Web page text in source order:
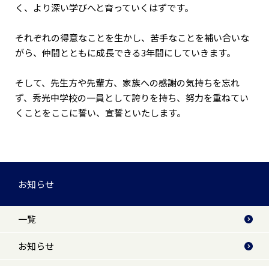
く、より深い学びへと育っていくはずです。
それぞれの得意なことを生かし、苦手なことを補い合いな
がら、仲間とともに成長できる3年間にしていきます。
そして、先生方や先輩方、家族への感謝の気持ちを忘れ
ず、秀光中学校の一員として誇りを持ち、努力を重ねてい
くことをここに誓い、宣誓といたします。
お知らせ
一覧
お知らせ